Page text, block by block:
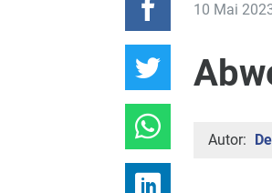
10 Mai
Autor: